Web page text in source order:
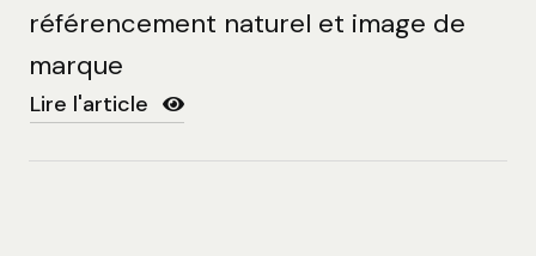
référencement naturel et image de
marque
Lire l'article
*We are EVOL